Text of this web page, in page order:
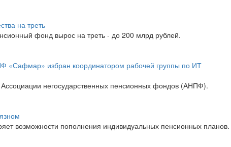
на треть
фонд вырос на треть - до 200 млрд рублей.
«Сафмар» избран координатором рабочей группы по ИТ
негосударственных пенсионных фондов (АНПФ).
возможности пополнения индивидуальных пенсионных планов.